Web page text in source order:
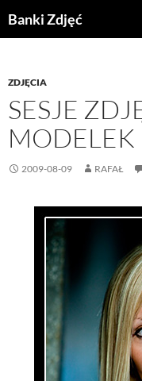
doBanki Zdjęć
ZDJĘCIA
SESJE
MODELEK
2009-08-09 RAFAŁ